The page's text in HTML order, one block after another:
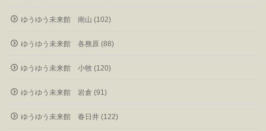
ゆうゆう未来館 南山 (102)
ゆうゆう未来館 各務原 (88)
ゆうゆう未来館 小牧 (120)
ゆうゆう未来館 岩倉 (91)
ゆうゆう未来館 春日井 (122)